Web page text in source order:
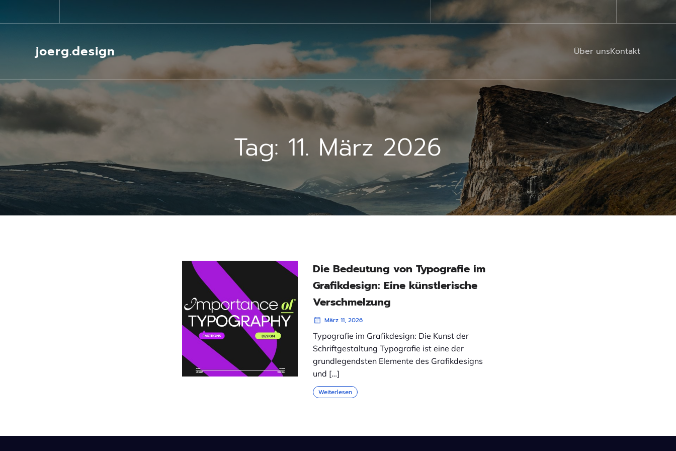
Inhalt
joerg.design Über unsKontakt
Tag: 11. März 2026
Die Bedeutung von Typografie im
Grafikdesign: Eine künstlerische
Verschmelzung
März 11, 2026
Typografie im Grafikdesign: Die Kunst der
Schriftgestaltung Typografie ist eine der
grundlegendsten Elemente des Grafikdesigns
und […]
Weiterlesen